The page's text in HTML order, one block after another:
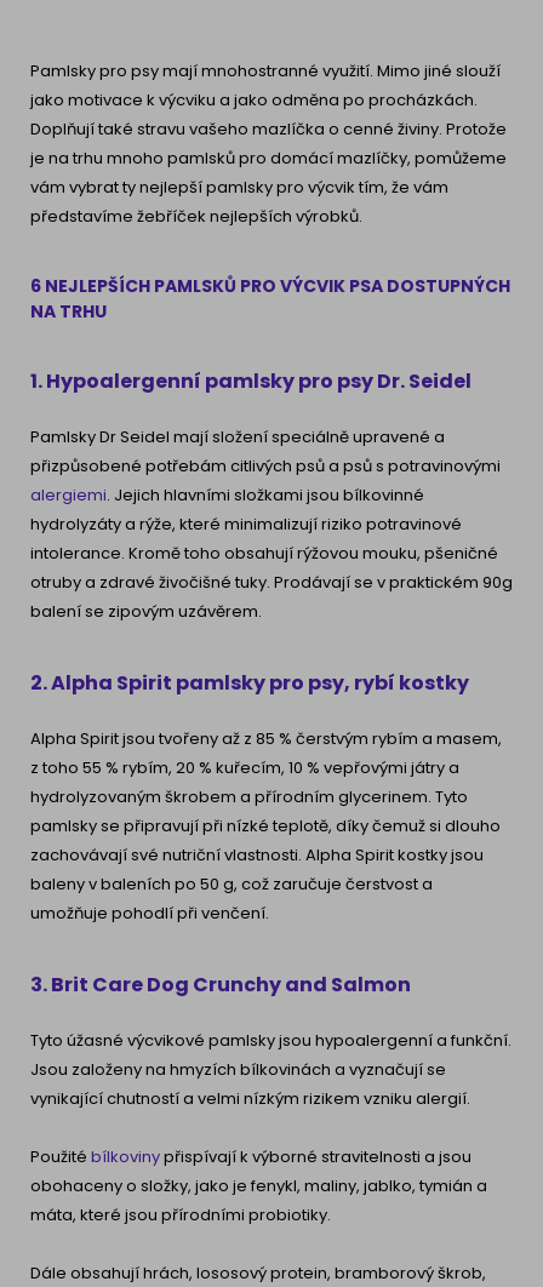
Pamlsky pro psy mají mnohostranné využití. Mimo jiné slouží
jako motivace k výcviku a jako odměna po procházkách.
Doplňují také stravu vašeho mazlíčka o cenné živiny. Protože
je na trhu mnoho pamlsků pro domácí mazlíčky, pomůžeme
vám vybrat ty nejlepší pamlsky pro výcvik tím, že vám
představíme žebříček nejlepších výrobků.
6 NEJLEPŠÍCH PAMLSKŮ PRO VÝCVIK PSA DOSTUPNÝCH
NA TRHU
1. Hypoalergenní pamlsky pro psy Dr. Seidel
Pamlsky Dr Seidel mají složení speciálně upravené a
přizpůsobené potřebám citlivých psů a psů s potravinovými
alergiemi. Jejich hlavními složkami jsou bílkovinné
hydrolyzáty a rýže, které minimalizují riziko potravinové
intolerance. Kromě toho obsahují rýžovou mouku, pšeničné
otruby a zdravé živočišné tuky. Prodávají se v praktickém 90g
balení se zipovým uzávěrem.
2. Alpha Spirit pamlsky pro psy, rybí kostky
Alpha Spirit jsou tvořeny až z 85 % čerstvým rybím a masem,
z toho 55 % rybím, 20 % kuřecím, 10 % vepřovými játry a
hydrolyzovaným škrobem a přírodním glycerinem. Tyto
pamlsky se připravují při nízké teplotě, díky čemuž si dlouho
zachovávají své nutriční vlastnosti. Alpha Spirit kostkyjsou
baleny v baleních po 50 g, což zaručuje čerstvost a
umožňuje pohodlí při venčení.
3. Brit Care Dog Crunchy and Salmon
Tyto úžasné výcvikové pamlsky jsou hypoalergenní a funkční.
Jsou založeny na hmyzích bílkovinách a vyznačují se
vynikající chutností a velmi nízkým rizikem vzniku alergií.
Použité bílkovinypřispívají k výborné stravitelnosti a jsou
obohaceny o složky, jako je fenykl, maliny, jablko, tymián a
máta, které jsou přírodními probiotiky.
Dále obsahují hrách, lososový protein, bramborový škrob,